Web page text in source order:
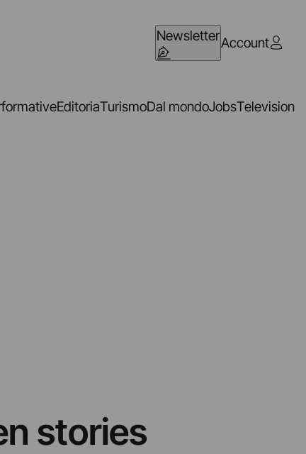
NewsletterAccount
EditoriaTurismoDal mondoJobsTelevision
stories